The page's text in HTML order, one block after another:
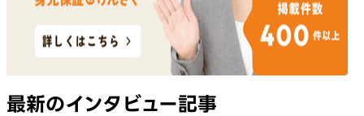
最新のインタビュー記事